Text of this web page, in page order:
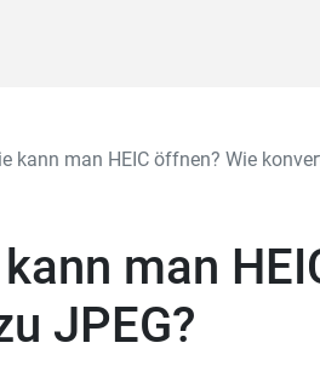
kann man HEIC öffnen? Wie
man
JPEG?